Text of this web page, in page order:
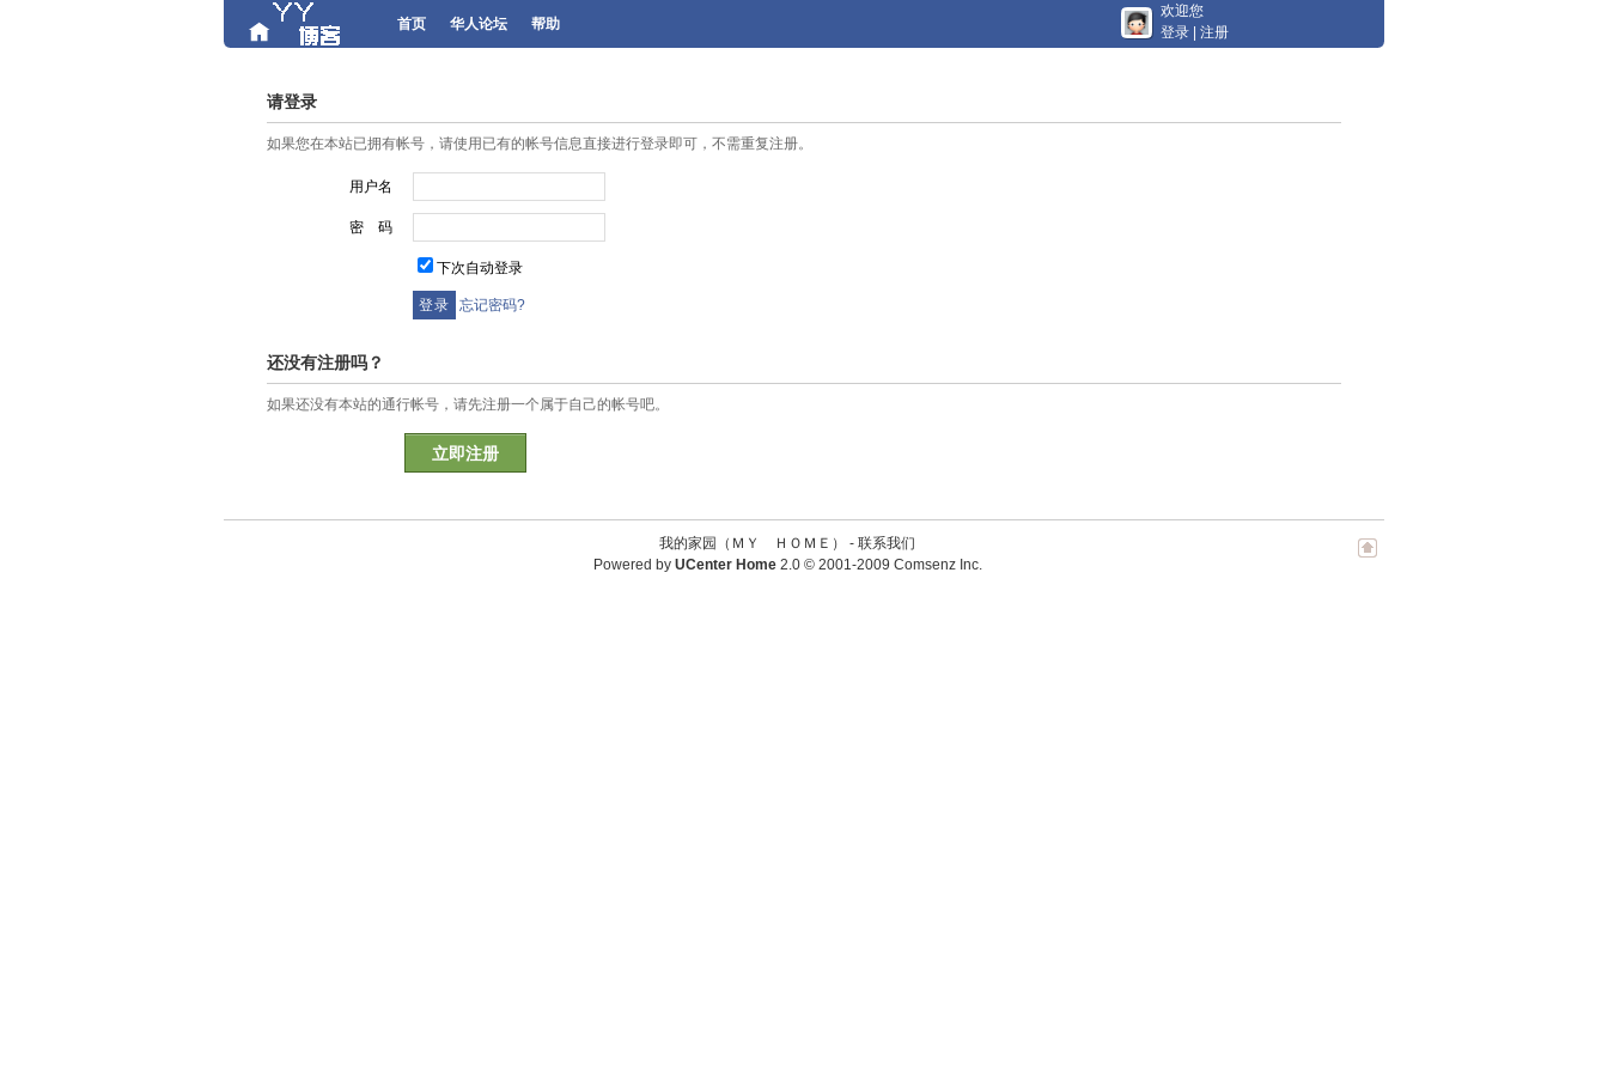
首页 华人论坛 帮助
欢迎您
登录
注册
请登录
如果您在本站已拥有帐号，请使用已有的帐号信息直接进行登录即可，不需重复注册。
用户名
密 码
下次自动登录
忘记密码?
还没有注册吗？
如果还没有本站的通行帐号，请先注册一个属于自己的帐号吧。
立即注册
我的家园（ＭＹ ＨＯＭＥ） - 联系我们
Powered by UCenter Home 2.0© 2001-2009 Comsenz Inc.